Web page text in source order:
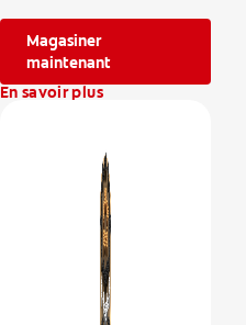
Magasiner
maintenant
En savoir plus